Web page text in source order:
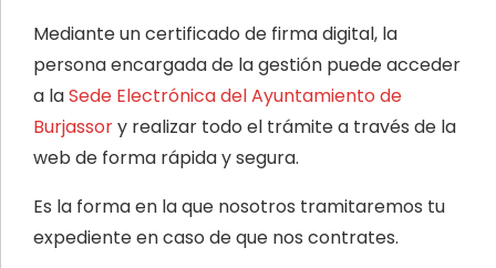
Mediante un certificado de firma digital, la
persona encargada de la gestión puede acceder
a laSede Electrónica del Ayuntamiento de
Burjassory realizar todo el trámite a través de la
web de forma rápida y segura.
Es la forma en la que nosotros tramitaremos tu
expediente en caso de que nos contrates.